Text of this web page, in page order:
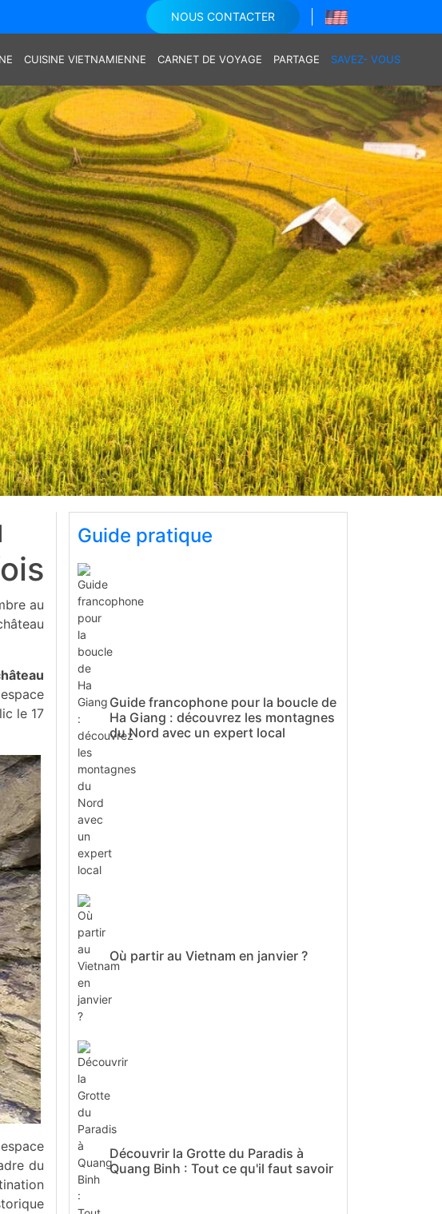
NOUS CONTACTER
CUISINE VIETNAMIENNE CARNET DE VOYAGE PARTAGE SAVEZ- VOUS
au
le 17
du
Guide pratique
Guide francophone pour la boucle de
Ha Giang : découvrez les montagnes
du Nord avec un expert local
Où partir au Vietnam en janvier ?
Découvrir la Grotte du Paradis à
Quang Binh : Tout ce qu'il faut savoir